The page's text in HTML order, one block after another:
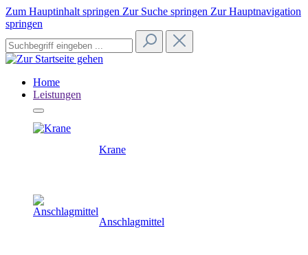
Zum Hauptinhalt springen Zur Suche springen Zur Hauptnavigation
springen
Home
Leistungen
Krane
Anschlagmittel